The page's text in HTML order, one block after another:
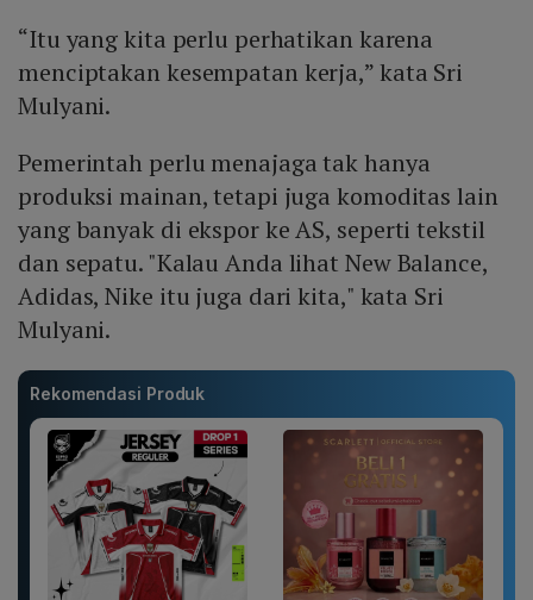
“Itu yang kita perlu perhatikan karena
menciptakan kesempatan kerja,” kata Sri
Mulyani.
Pemerintah perlu menajaga tak hanya
produksi mainan, tetapi juga komoditas lain
yang banyak di ekspor ke AS, seperti tekstil
dan sepatu. "Kalau Anda lihat New Balance,
Adidas, Nike itu juga dari kita," kata Sri
Mulyani.
Rekomendasi Produk